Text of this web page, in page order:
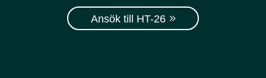
Ansök till HT-26